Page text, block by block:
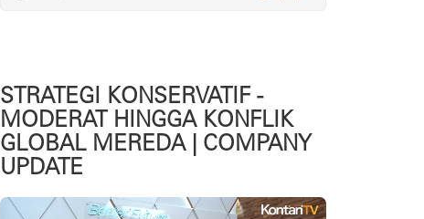
STRATEGI KONSERVATIF -
MODERAT HINGGA KONFLIK
GLOBAL MEREDA | COMPANY
UPDATE